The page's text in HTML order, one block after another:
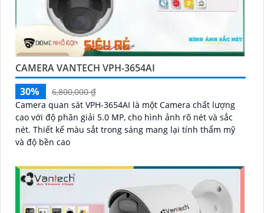
CAMERA VANTECH VPH-3654AI
30%
6,800,000 ₫
Camera quan sát VPH-3654AI là một Camera chất lượng
cao với độ phân giải 5.0 MP, cho hình ảnh rõ nét và sắc
nét. Thiết kế màu sắt trong sáng mang lại tính thẩm mỹ
và độ bền cao